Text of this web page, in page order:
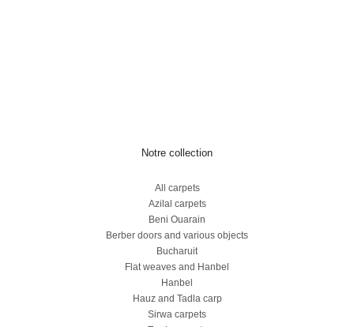
Notre collection
All carpets
Azilal carpets
Beni Ouarain
Berber doors and various objects
Bucharuit
Flat weaves and Hanbel
Hanbel
Hauz and Tadla carp
Sirwa carpets